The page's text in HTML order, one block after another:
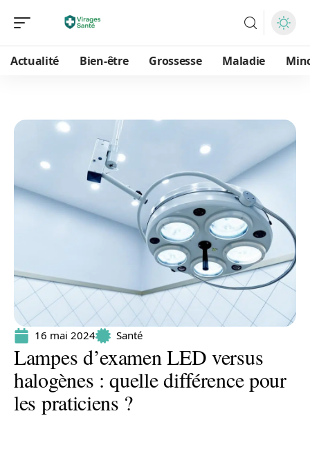
Actualité Bien-être Grossesse Maladie
16 mai 2024 Santé
Lampes d’examen LED versus
halogènes : quelle différence pour
les praticiens ?